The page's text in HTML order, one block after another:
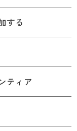
する
ティア